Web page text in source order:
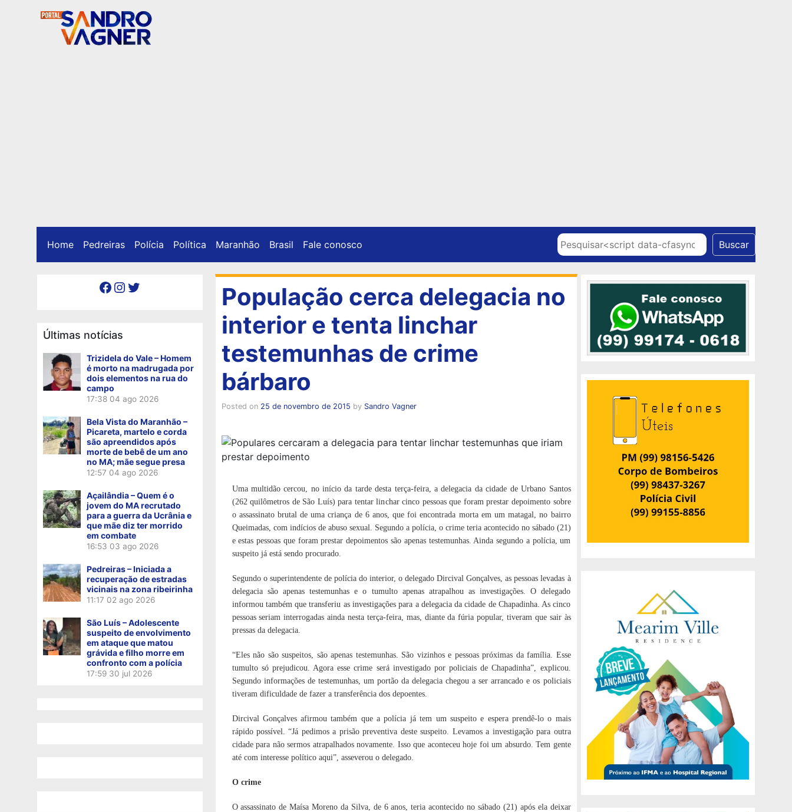
Home Pedreiras Polícia Política Maranhão Brasil Fale conosco Pesquisar Buscar
Facebook Instagram Twitter
Últimas notícias
Trizidela do Vale – Homem
é morto na madrugada por
dois elementos na rua do
campo
17:38 04 ago 2026
Bela Vista do Maranhão –
Picareta, martelo e corda
são apreendidos após
morte de bebê de um ano
no MA; mãe segue presa
12:57 04 ago 2026
Açailândia – Quem é o
jovem do MA recrutado
para a guerra da Ucrânia e
que mãe diz ter morrido
em combate
16:53 03 ago 2026
Pedreiras – Iniciada a
recuperação de estradas
vicinais na zona ribeirinha
11:17 02 ago 2026
São Luís – Adolescente
suspeito de envolvimento
em ataque que matou
grávida e filho morre em
confronto com a polícia
17:59 30 jul 2026
População cerca delegacia no
interior e tenta linchar
testemunhas de crime
bárbaro
Posted on 25 de novembro de 2015 by Sandro Vagner
Uma multidão cercou, no início da tarde desta terça-feira, a delegacia da cidade de Urbano Santos
(262 quilômetros de São Luís) para tentar linchar cinco pessoas que foram prestar depoimento sobre
o assassinato brutal de uma criança de 6 anos, que foi encontrada morta em um matagal, no bairro
Queimadas, com indícios de abuso sexual. Segundo a polícia, o crime teria acontecido no sábado (21)
e estas pessoas que foram prestar depoimentos são apenas testemunhas. Ainda segundo a polícia, um
suspeito já está sendo procurado.
Segundo o superintendente de polícia do interior, o delegado Dircival Gonçalves, as pessoas levadas à
delegacia são apenas testemunhas e o tumulto apenas atrapalhou as investigações. O delegado
informou também que transferiu as investigações para a delegacia da cidade de Chapadinha. As cinco
pessoas seriam interrogadas ainda nesta terça-feira, mas, diante da fúria popular, tiveram que sair às
pressas da delegacia.
“Eles não são suspeitos, são apenas testemunhas. São vizinhos e pessoas próximas da família. Esse
tumulto só prejudicou. Agora esse crime será investigado por policiais de Chapadinha”, explicou.
Segundo informações de testemunhas, um portão da delegacia chegou a ser arrancado e os policiais
tiveram dificuldade de fazer a transferência dos depoentes.
Dircival Gonçalves afirmou também que a polícia já tem um suspeito e espera prendê-lo o mais
rápido possível. “Já pedimos a prisão preventiva deste suspeito. Levamos a investigação para outra
cidade para não sermos atrapalhados novamente. Isso que aconteceu hoje foi um absurdo. Tem gente
até com interesse político aqui”, asseverou o delegado.
O crime
O assassinato de Maísa Moreno da Silva, de 6 anos, teria acontecido no sábado (21) após ela deixar